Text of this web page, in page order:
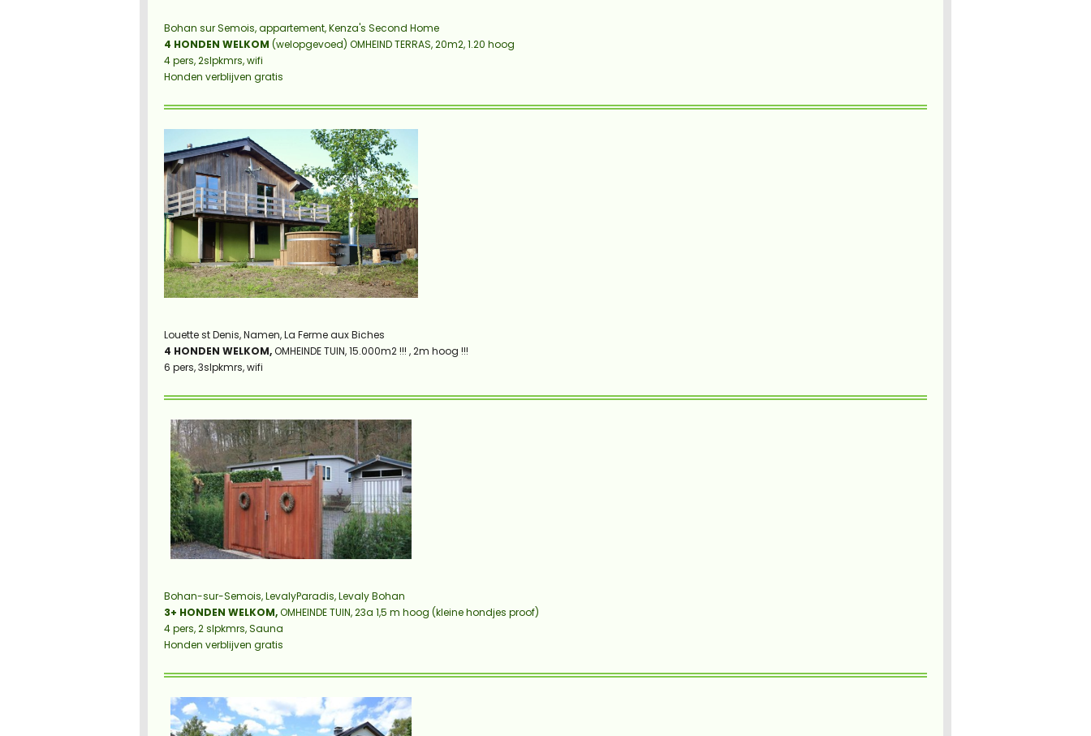
Bohan sur Semois, appartement, Kenza's Second Home
4 HONDEN WELKOM (welopgevoed) OMHEIND TERRAS,20m2, 1.20 hoog
4 pers, 2slpkmrs, wifi
Honden verblijven gratis
Louette st Denis, Namen, La Ferme aux Biches
4 HONDEN WELKOM,OMHEINDE TUIN, 15.000m2 !!! , 2m hoog !!!
6 pers, 3slpkmrs, wifi
Bohan-sur-Semois, LevalyParadis, Levaly Bohan
3+ HONDEN WELKOM,OMHEINDE TUIN, 23a 1,5 m hoog (kleine hondjes proof)
4 pers, 2 slpkmrs, Sauna
Honden verblijven gratis